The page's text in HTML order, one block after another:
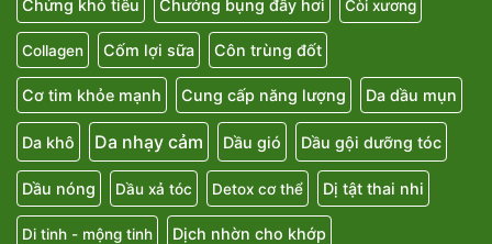
Chứng khó tiêu Chướng bụng đầy hơi Còi xương
Collagen Cốm lợi sữa Côn trùng đốt
Cơ tim khỏe mạnh Cung cấp năng lượng Da dầu mụn
Da khô Da nhạy cảm Dầu gió Dầu gội dưỡng tóc
Dầu nóng Dầu xả tóc Detox cơ thể Dị tật thai nhi
Di tinh - mộng tinh Dịch nhờn cho khớp